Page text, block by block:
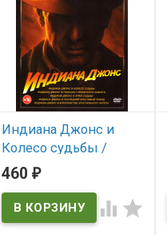
Индиана Джонс и
Колесо судьбы /
Индиана Джонс в
ковчега / Индиана
Джонс и Храм судьбы
460 ₽
 